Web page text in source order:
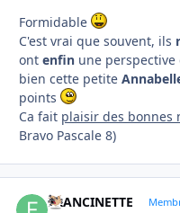
Formidable
C'est vrai que souvent, ils
ont enfin une
bien cette petite
points
Ca fait plaisir des bonnes
Bravo Pascale 8)
FRANCINETTE